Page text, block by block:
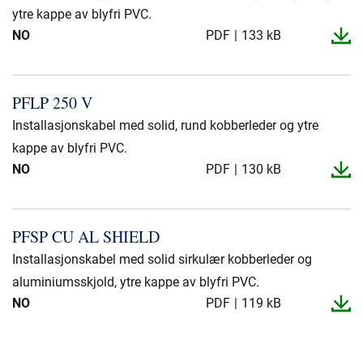
ytre kappe av blyfri PVC.
NO
PDF 133 kB
PFLP 250 V
Installasjonskabel med solid, rund kobberleder og ytre
kappe av blyfri PVC.
NO
PDF 130 kB
PFSP CU AL SHIELD
Installasjonskabel med solid sirkulær kobberleder og
aluminiumsskjold, ytre kappe av blyfri PVC.
NO
PDF 119 kB